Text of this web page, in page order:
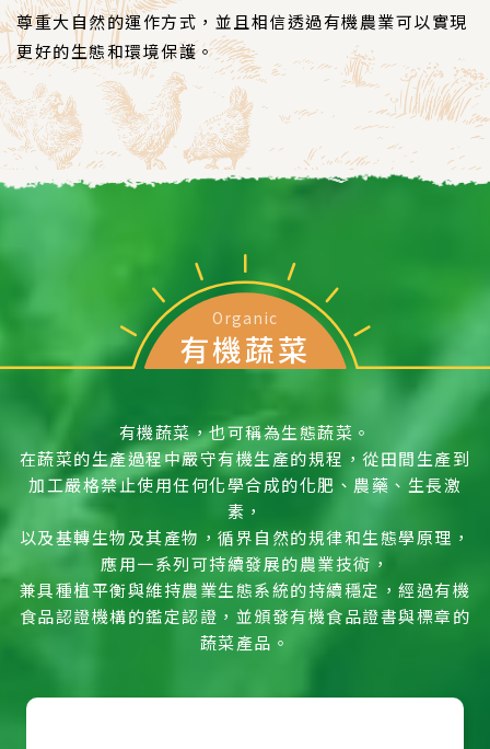
尊重大自然的運作方式，並且相信透過有機農業可以實現
更好的生態和環境保護。
有機蔬菜
Organic
有機蔬菜，也可稱為生態蔬菜。
在蔬菜的生產過程中嚴守有機生產的規程，從田間生產到
加工嚴格禁止使用任何化學合成的化肥、農藥、生長激
素，
以及基轉生物及其產物，循界自然的規律和生態學原理，
應用一系列可持續發展的農業技術，
兼具種植平衡與維持農業生態系統的持續穩定，經過有機
食品認證機構的鑑定認證，並頒發有機食品證書與標章的
蔬菜產品。